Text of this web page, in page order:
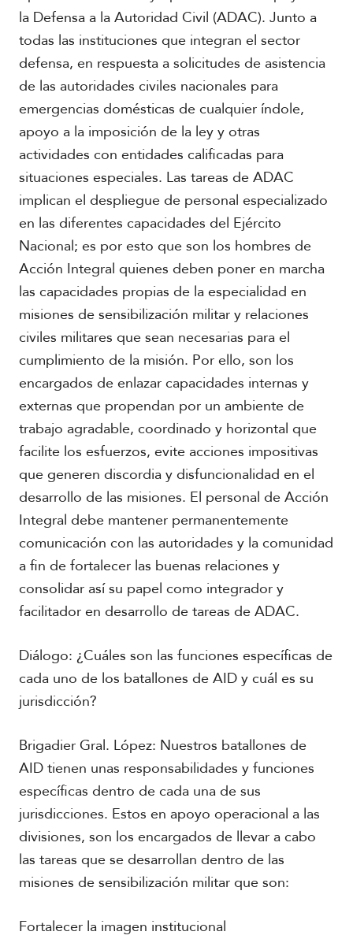
la Defensa a la Autoridad Civil (ADAC). Junto a
todas las instituciones que integran el sector
defensa, en respuesta a solicitudes de asistencia
de las autoridades civiles nacionales para
emergencias domésticas de cualquier índole,
apoyo a la imposición de la ley y otras
actividades con entidades calificadas para
situaciones especiales. Las tareas de ADAC
implican el despliegue de personal especializado
en las diferentes capacidades del Ejército
Nacional; es por esto que son los hombres de
Acción Integral quienes deben poner en marcha
las capacidades propias de la especialidad en
misiones de sensibilización militar y relaciones
civiles militares que sean necesarias para el
cumplimiento de la misión. Por ello, son los
encargados de enlazar capacidades internas y
externas que propendan por un ambiente de
trabajo agradable, coordinado y horizontal que
facilite los esfuerzos, evite acciones impositivas
que generen discordia y disfuncionalidad en el
desarrollo de las misiones. El personal de Acción
Integral debe mantener permanentemente
comunicación con las autoridades y la comunidad
a fin de fortalecer las buenas relaciones y
consolidar así su papel como integrador y
facilitador en desarrollo de tareas de ADAC.
Diálogo: ¿Cuáles son las funciones específicas de
cada uno de los batallones de AID y cuál es su
jurisdicción?
Brigadier Gral. López: Nuestros batallones de
AID tienen unas responsabilidades y funciones
específicas dentro de cada una de sus
jurisdicciones. Estos en apoyo operacional a las
divisiones, son los encargados de llevar a cabo
las tareas que se desarrollan dentro de las
misiones de sensibilización militar que son:
Fortalecer la imagen institucional